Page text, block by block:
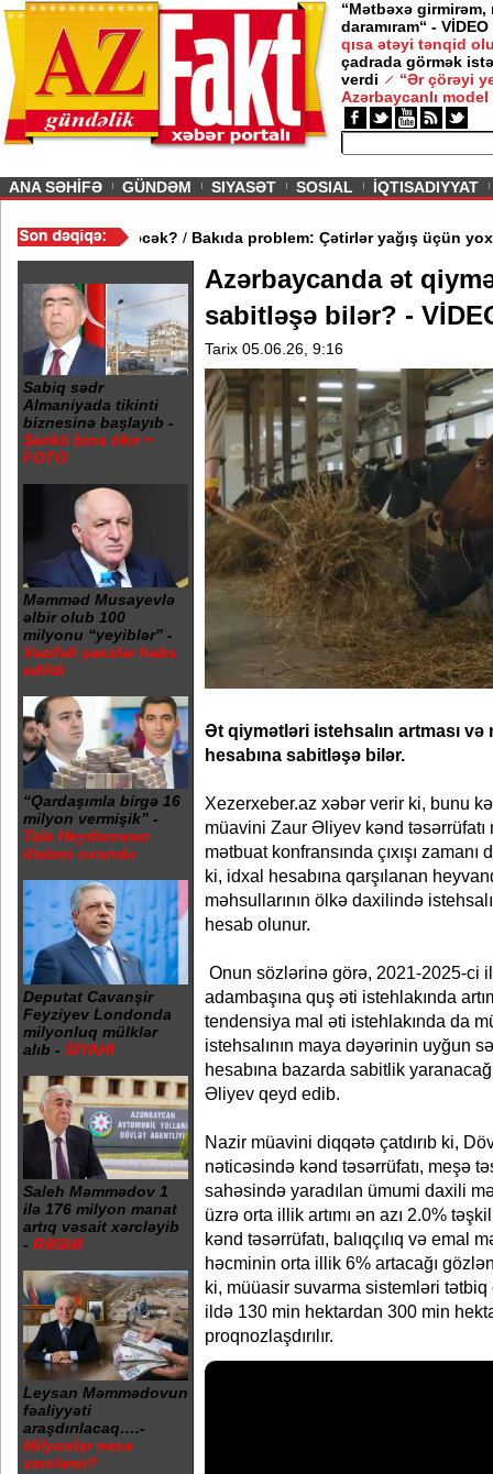
“Mətbəxə girmirəm,
daramıram“ - VİDEO
qısa ətəyi tənqid
çadrada görmək
verdi
“Ər çörəyi
Azərbaycanlı model
-Nigar
ANA SƏHİFƏ GÜNDƏM SIYASƏT SOSIAL İQTISADIYYAT
Yeni model nəyi dəyişəcək?/ Bakıda problem: Çətirlər yağış
Sabiq sədr
Almaniyada tikinti
biznesinə başlayıb -
Şərikli bina tikir +
FOTO
Məmməd Musayevlə
əlbir olub 100
milyonu “yeyiblər” -
Vəzifəli şəxslər həbs
edildi
“Qardaşımla birgə 16
milyon vermişik” -
Tale Heydərovun
ifadəsi oxundu
Deputat Cavanşir
Feyziyev Londonda
milyonluq mülklər
alıb - SİYAHI
Saleh Məmmədov 1
ilə 176 milyon manat
artıq vəsait xərcləyib
- RƏSMİ
Leysan Məmmədovun
fəaliyyəti
araşdırılacaq….-
Milyonlar necə
xərclənir?
Azərbaycanda ət
sabitləşə bilər? -
Tarix 05.06.26, 9:16
Ət qiymətləri istehsalın artması və
hesabına sabitləşə bilər.
Xezerxeber.az xəbər verir ki, bunu
müavini Zaur Əliyev kənd
mətbuat konfransında çıxışı
ki, idxal hesabına qarşılanan
məhsullarının ölkə daxilində
hesab olunur.
Onun sözlərinə görə, 2021-2025-ci
adambaşına quş əti istehlakında
tendensiya mal əti istehlakında da
istehsalının maya dəyərinin uyğun
hesabına bazarda sabitlik
Əliyev qeyd edib.
Nazir müavini diqqətə çatdırıb ki,
nəticəsində kənd təsərrüfatı, meşə
sahəsində yaradılan ümumi daxili
üzrə orta illik artımı ən azı 2.0%
kənd təsərrüfatı, balıqçılıq və emal
həcminin orta illik 6% artacağı
ki, müüasir suvarma sistemləri
ildə 130 min hektardan 300 min
proqnozlaşdırılır.